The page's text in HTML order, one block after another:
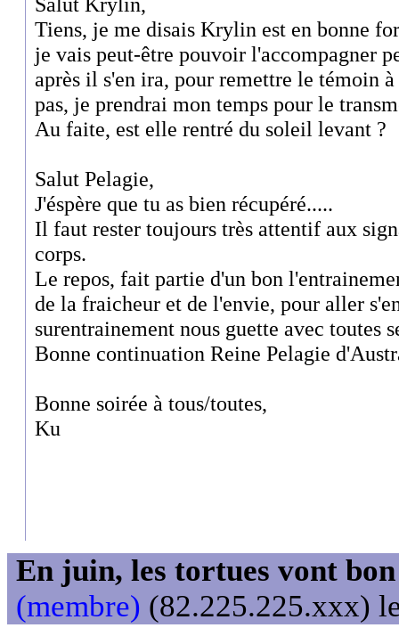
Tiens, je me disais Krylin est en bonne
je vais peut-être pouvoir l'accompagner
après il s'en ira, pour remettre le témoin
pas, je prendrai mon temps pour le
Au faite, est elle rentré du soleil levant ?
Salut Pelagie,
J'éspère que tu as bien récupéré.....
Il faut rester toujours très attentif aux
corps.
Le repos, fait partie d'un bon
de la fraicheur et de l'envie, pour aller
surentrainement nous guette avec toutes
Bonne continuation Reine Pelagie
Bonne soirée à tous/toutes,
Ku
En juin, les tortues vont
(membre) (82.225.225.xxx)